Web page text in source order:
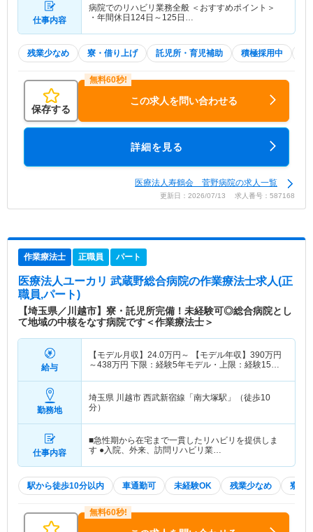
仕事内容
病院でのリハビリ業務全般 ＜おすすめポイント＞
・年間休日124日～125日…
残業少なめ 寮・借り上げ 託児所・育児補助 積極採用中
保存する
この求人を問い合わせる
詳細を見る
医療法人寿鶴会 菅野病院の求人一覧
更新日：2026/07/13 求人番号：587168
作業療法士 正職員 パート
医療法人ユーカリ 武蔵野総合病院の作業療法士求人(正
職員,パート)
【埼玉県／川越市】寮・託児所完備！未経験可◎総合病院とし
て地域の中核をなす病院です＜作業療法士＞
給与
【モデル月収】 24.0万円～ 【モデル年収】 390万円
～438万円 下限：経験5年モデル・上限：経験15年
勤務地
埼玉県 川越市 西武新宿線「南大塚駅」（徒歩10
分）
仕事内容
■急性期から在宅まで一貫したリハビリを提供しま
す ●入院、外来、訪問リハビリ業…
駅から徒歩10分以内 車通勤可 未経験OK 残業少なめ 寮・